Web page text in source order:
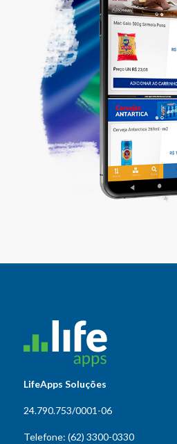
LifeApps Soluções
24.790.753/0001-06
Telefone: (62) 3300-0330